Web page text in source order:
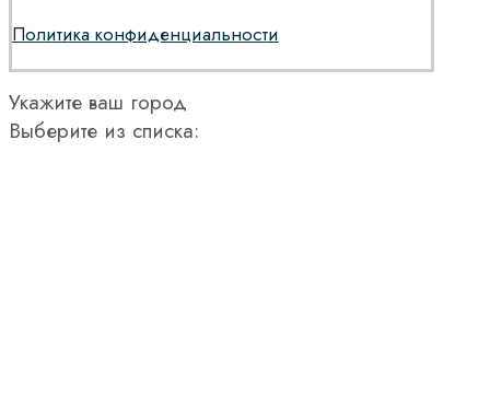
Политика конфиденциальности
Укажите ваш город
Выберите из списка: